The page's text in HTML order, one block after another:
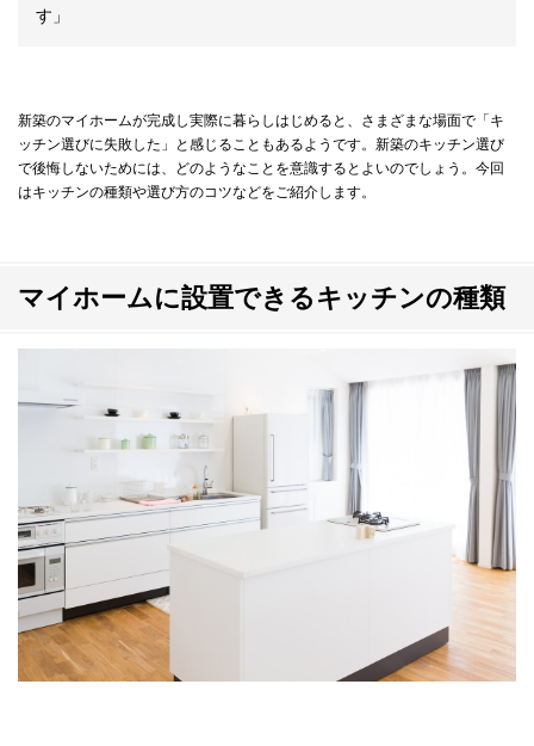
す」
新築のマイホームが完成し実際に暮らしはじめると、さまざまな場面で「キ
ッチン選びに失敗した」と感じることもあるようです。新築のキッチン選び
で後悔しないためには、どのようなことを意識するとよいのでしょう。今回
はキッチンの種類や選び方のコツなどをご紹介します。
マイホームに設置できるキッチンの種類